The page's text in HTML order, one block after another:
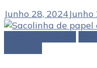
Junho 28, 2024